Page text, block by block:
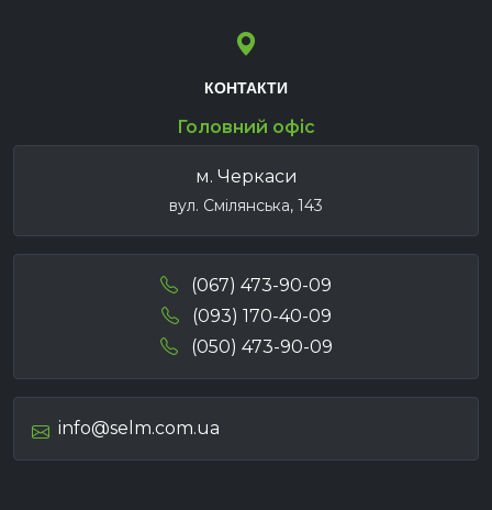
КОНТАКТИ
Головний офіс
м. Черкаси
вул. Смілянська, 143
(067) 473-90-09
(093) 170-40-09
(050) 473-90-09
info@selm.com.ua